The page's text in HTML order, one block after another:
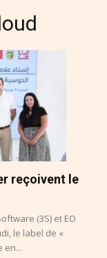
reçoivent le
(3S) et EO
le label de «
en...